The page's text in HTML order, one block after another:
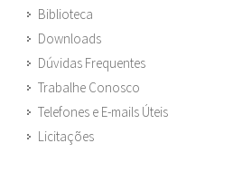
Biblioteca
Downloads
Dúvidas Frequentes
Trabalhe Conosco
Telefones e E-mails Úteis
Licitações